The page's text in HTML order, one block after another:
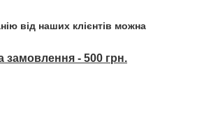
від наших клієнтів можна
замовлення - 500 грн.